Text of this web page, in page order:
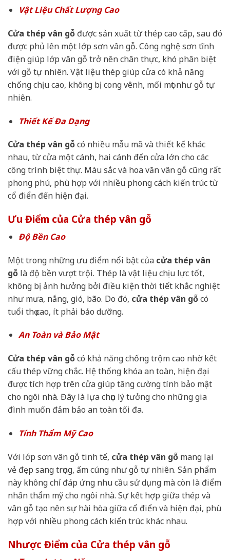
Vật Liệu Chất Lượng Cao
Cửa thép vân gỗ được sản xuất từ thép cao cấp, sau đó
được phủ lên một lớp sơn vân gỗ. Công nghệ sơn tĩnh
điện giúp lớp vân gỗ trở nên chân thực, khó phân biệt
với gỗ tự nhiên. Vật liệu thép giúp cửa có khả năng
chống chịu cao, không bị cong vênh, mối mọt như gỗ tự
nhiên.
Thiết Kế Đa Dạng
Cửa thép vân gỗcó nhiều mẫu mã và thiết kế khác
nhau, từ cửa một cánh, hai cánh đến cửa lớn cho các
công trình biệt thự. Màu sắc và hoa văn vân gỗ cũng rất
phong phú, phù hợp với nhiều phong cách kiến trúc từ
cổ điển đến hiện đại.
Ưu Điểm của Cửa thép vân gỗ
Độ Bền Cao
Một trong những ưu điểm nổi bật của cửa thép vân
gỗ là độ bền vượt trội. Thép là vật liệu chịu lực tốt,
không bị ảnh hưởng bởi điều kiện thời tiết khắc nghiệt
như mưa, nắng, gió, bão. Do đó, cửa thép vân gỗcó
tuổi thọ cao, ít phải bảo dưỡng.
An Toàn và Bảo Mật
Cửa thép vân gỗcó khả năng chống trộm cao nhờ kết
cấu thép vững chắc. Hệ thống khóa an toàn, hiện đại
được tích hợp trên cửa giúp tăng cường tính bảo mật
cho ngôi nhà. Đây là lựa chọn lý tưởng cho những gia
đình muốn đảm bảo an toàn tối đa.
Tính Thẩm Mỹ Cao
Với lớp sơn vân gỗ tinh tế, cửa thép vân gỗ mang lại
vẻ đẹp sang trọng, ấm cúng như gỗ tự nhiên. Sản phẩm
này không chỉ đáp ứng nhu cầu sử dụng mà còn là điểm
nhấn thẩm mỹ cho ngôi nhà. Sự kết hợp giữa thép và
vân gỗ tạo nên sự hài hòa giữa cổ điển và hiện đại, phù
hợp với nhiều phong cách kiến trúc khác nhau.
Nhược Điểm của Cửa thép vân gỗ